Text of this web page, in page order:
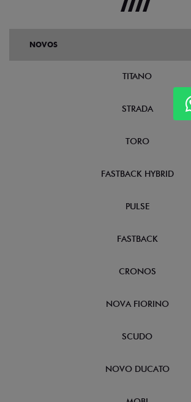
NOVOS
TITANO
STRADA
TORO
FASTBACK HYBRID
PULSE
FASTBACK
CRONOS
NOVA FIORINO
SCUDO
NOVO DUCATO